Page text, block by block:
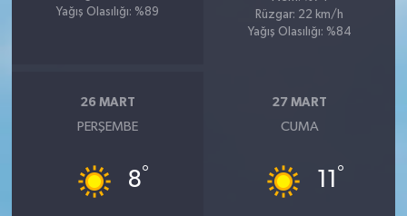
Yağış Olasılığı: %89
Rüzgar: 22 km/h
Yağış Olasılığı: %84
26 MART
PERŞEMBE
8°
27 MART
CUMA
11 °